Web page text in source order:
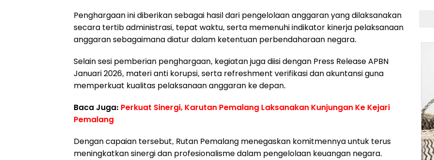
Penghargaan ini diberikan sebagai hasil dari pengelolaan anggaran yang dilaksanakan
secara tertib administrasi, tepat waktu, serta memenuhi indikator kinerja pelaksanaan
anggaran sebagaimana diatur dalam ketentuan perbendaharaan negara.
Selain sesi pemberian penghargaan, kegiatan juga diisi dengan Press Release APBN
Januari 2026, materi anti korupsi, serta refreshment verifikasi dan akuntansi guna
memperkuat kualitas pelaksanaan anggaran ke depan.
Baca Juga: Perkuat Sinergi, Karutan Pemalang Laksanakan Kunjungan Ke Kejari
Pemalang
Dengan capaian tersebut, Rutan Pemalang menegaskan komitmennya untuk terus
meningkatkan sinergi dan profesionalisme dalam pengelolaan keuangan negara.